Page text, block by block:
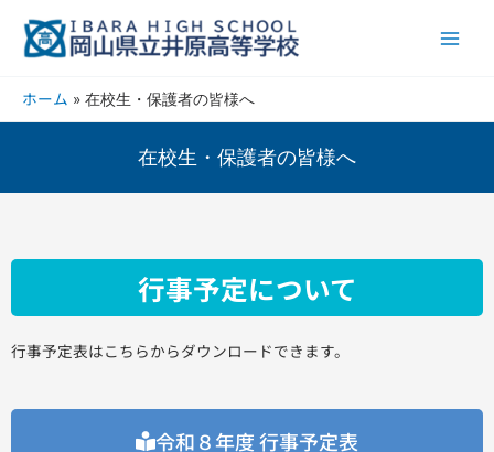
ホーム 在校生・保護者の皆様へ
在校生・保護者の皆様へ
行事予定について
行事予定表はこちらからダウンロードできます。
令和８年度 行事予定表